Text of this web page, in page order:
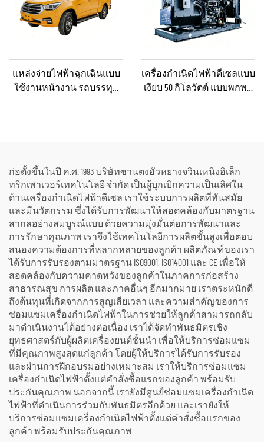
แหล่งจ่ายไฟฟ้าฉุกเฉินแบบ
ใช้งานหน้างาน รถบรรทุก
เครื่องกำเนิดไฟฟ้าดีเซลแบบ
เงียบ 50 กิโลวัตต์ แบบพกพา
ก่อตั้งขึ้นในปี ค.ศ. 1993 บริษัทซานตงฮัวหยางจวินเหนิงอิเล็ก
ทริกเพาเวอร์เทคโนโลยี จำกัด เป็นผู้บุกเบิกความเป็นเลิศใน
ด้านเครื่องกำเนิดไฟฟ้าดีเซล เราใช้ระบบการผลิตที่ทันสมัย
และมีนวัตกรรม ซึ่งได้รับการพัฒนาให้สอดคล้องกับมาตรฐาน
สากลอย่างสมบูรณ์แบบ ด้วยความมุ่งมั่นต่อการพัฒนาและ
การรักษาคุณภาพ เราจึงใช้เทคโนโลยีการผลิตขั้นสูงเพื่อตอบ
สนองความต้องการที่หลากหลายของลูกค้า ผลิตภัณฑ์ของเรา
ได้รับการรับรองตามมาตรฐาน ISO9001, ISO14001 และ CE เพื่อให้
สอดคล้องกับความคาดหวังของลูกค้าในภาคการก่อสร้าง
สาธารณสุข การผลิต และภาคอื่นๆ อีกมากมาย เราตระหนักดี
ถึงต้นทุนที่เกิดจากการสูญเสียเวลา และความสำคัญของการ
ซ่อมแซมเครื่องกำเนิดไฟฟ้าในการช่วยให้ลูกค้าสามารถกลับ
มาดำเนินงานได้อย่างต่อเนื่อง เราได้จัดทำพันธมิตรเชิง
ยุทธศาสตร์กับผู้ผลิตเครื่องยนต์ชั้นนำ เพื่อให้บริการซ่อมแซม
ที่มีคุณภาพสูงสุดแก่ลูกค้า โดยผู้ให้บริการได้รับการรับรอง
และผ่านการฝึกอบรมอย่างเหมาะสม เราให้บริการซ่อมแซม
เครื่องกำเนิดไฟฟ้าตั้งแต่คำสั่งซื้อแรกของลูกค้า พร้อมรับ
ประกันคุณภาพ นอกจากนี้ เรายังมีศูนย์ซ่อมแซมเครื่องกำเนิด
ไฟฟ้าที่ดำเนินการร่วมกับพันธมิตรอีกด้วย และเรายังให้
บริการซ่อมแซมเครื่องกำเนิดไฟฟ้าตั้งแต่คำสั่งซื้อแรกของ
ลูกค้า พร้อมรับประกันคุณภาพ